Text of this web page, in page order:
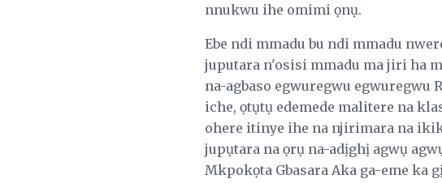
nnukwu ihe omimi ọnụ.
Ebe ndi mmadu bu ndi mmadu
juputara n'osisi mmadu ma jiri ha
na-agbaso egwuregwu egwuregwu
iche, ọtụtụ edemede malitere na
ohere itinye ihe na njirimara na
jupụtara na ọrụ na-adịghị agwụ
Mkpokọta Gbasara Aka ga-eme ka